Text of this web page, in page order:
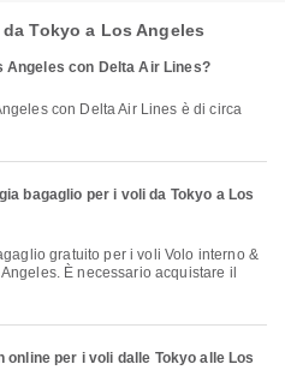
Tokyo a Los Angeles
Angeles con Delta Air Lines?
bagaglio per i voli da Tokyo a Los
È necessario acquistare il
per i voli dalle Tokyo alle Los